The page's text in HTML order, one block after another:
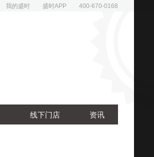
我的盛时 盛时APP 400-670-0168
线下门店 资讯